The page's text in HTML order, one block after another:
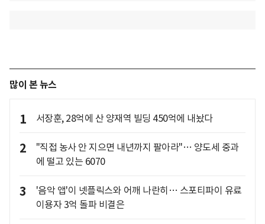
많이 본 뉴스
1 서장훈, 28억에 산 양재역 빌딩 450억에 내놨다
2
"직접 농사 안 지으면 내년까지 팔아라"… 양도세 중과
에 떨고 있는 6070
3
'음악 앱'이 넷플릭스와 어깨 나란히… 스포티파이 유료
이용자 3억 돌파 비결은